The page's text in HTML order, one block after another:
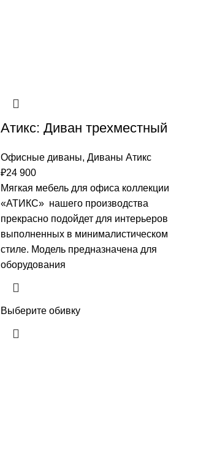
Атикс: Диван трехместный
Офисные диваны, Диваны Атикс
₽24 900
Мягкая мебель для офиса коллекции
«АТИКС» нашего производства
прекрасно подойдет для интерьеров
выполненных в минималистическом
стиле. Модель предназначена для
оборудования
Выберите обивку